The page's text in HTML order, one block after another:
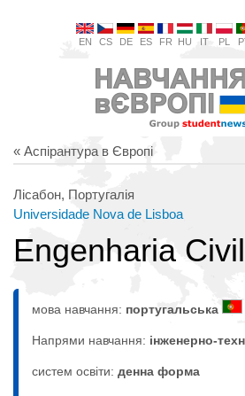
EN CS DE ES FR HU IT PL
« Аспірантура в Європі
Лісабон, Португалія
Universidade Nova de Lisboa
Engenharia Civil
мова навчання: португальська
Напрями навчання: інженерно-
систем освіти: денна форма